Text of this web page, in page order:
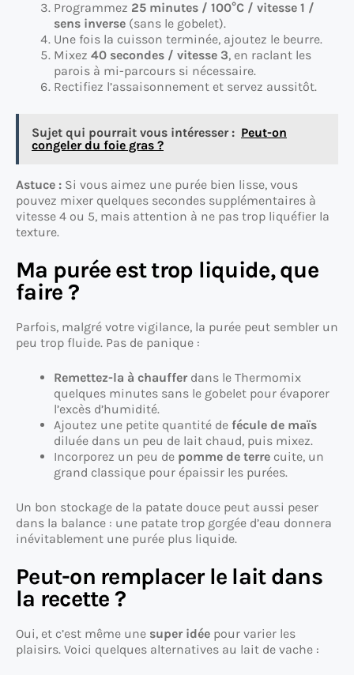
Programmez 25 minutes / 100°C / vitesse 1 /
sens inverse (sans le gobelet).
Une fois la cuisson terminée, ajoutez le beurre.
Mixez 40 secondes / vitesse 3, en raclant les
parois à mi-parcours si nécessaire.
Rectifiez l’assaisonnement et servez aussitôt.
Sujet qui pourrait vous intéresser : Peut-on
congeler du foie gras ?
Astuce : Si vous aimez une purée bien lisse, vous
pouvez mixer quelques secondes supplémentaires à
vitesse 4 ou 5, mais attention à ne pas trop liquéfier la
texture.
Ma purée est trop liquide, que
faire ?
Parfois, malgré votre vigilance, la purée peut sembler un
peu trop fluide. Pas de panique :
Remettez-la à chauffer dans le Thermomix
quelques minutes sans le gobelet pour évaporer
l’excès d’humidité.
Ajoutez une petite quantité de fécule de maïs
diluée dans un peu de lait chaud, puis mixez.
Incorporez un peu de pomme de terre cuite, un
grand classique pour épaissir les purées.
Un bon stockage de la patate douce peut aussi peser
dans la balance : une patate trop gorgée d’eau donnera
inévitablement une purée plus liquide.
Peut-on remplacer le lait dans
la recette ?
Oui, et c’est même une super idée pour varier les
plaisirs. Voici quelques alternatives au lait de vache :